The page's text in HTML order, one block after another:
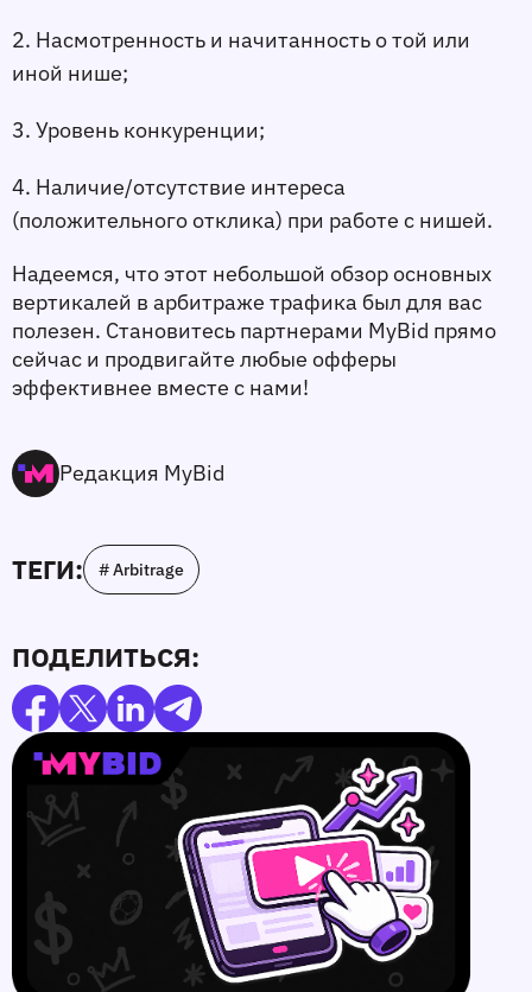
2. Насмотренность и начитанность о той или
иной нише;
3. Уровень конкуренции;
4. Наличие/отсутствие интереса
(положительного отклика) при работе с нишей.
Надеемся, что этот небольшой обзор основных
вертикалей в арбитраже трафика был для вас
полезен. Становитесь партнерами MyBid прямо
сейчас и продвигайте любые офферы
эффективнее вместе с нами!
Редакция MyBid
ТЕГИ: # Arbitrage
ПОДЕЛИТЬСЯ: